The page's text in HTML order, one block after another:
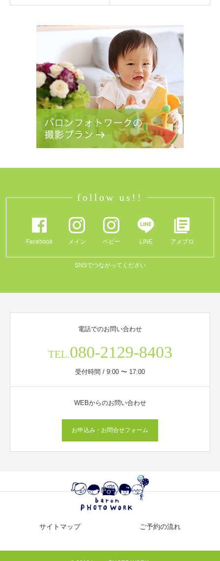
follow us!!
Facebook メイン ベビー LINE アメブロ
SNSでつながってください
電話でのお問い合わせ
TEL.080-2129-8403
受付時間 / 9:00 〜 17:00
WEBからのお問い合わせ
お申込み・お問合せフォーム
サイトマップ ご予約の流れ